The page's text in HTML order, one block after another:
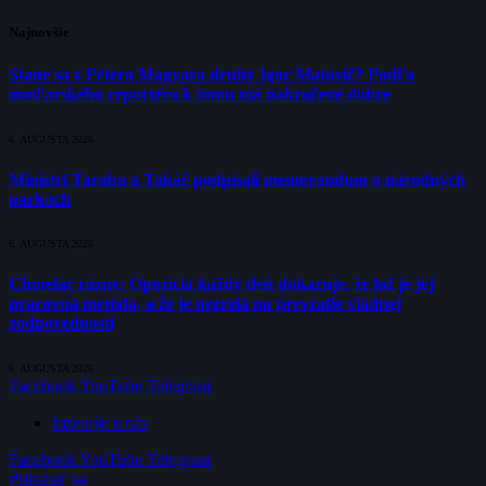
Najnovšie
Stane sa z Pétera Magyara druhý Igor Matovič? Podľa
maďarského reportéra k tomu má nakročené dobre
6. AUGUSTA 2026
Ministri Taraba a Takáč podpísali memorandum o národných
parkoch
6. AUGUSTA 2026
Chmelár rázne: Opozícia každý deň dokazuje, že lož je jej
pracovná metóda, a že je nezrelá na prevzatie vládnej
zodpovednosti
6. AUGUSTA 2026
FacebookYouTube Telegram
Inzerujte u nás
FacebookYouTube Telegram
Prihlásiť sa